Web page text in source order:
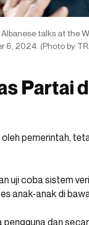
talks at the
6, 2024. (Photo by
Partai
pemerintah,
uji coba sistem
anak-anak di
pengguna dan